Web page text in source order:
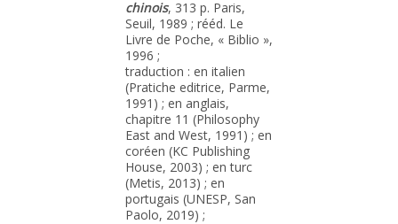
chinois, 313 p. Paris,
Seuil, 1989 ; rééd. Le
Livre de Poche, « Biblio »,
1996 ;
traduction : en italien
(Pratiche editrice, Parme,
1991) ; en anglais,
chapitre 11 (Philosophy
East and West, 1991) ; en
coréen (KC Publishing
House, 2003) ; en turc
(Metis, 2013) ; en
portugais (UNESP, San
Paolo, 2019) ;